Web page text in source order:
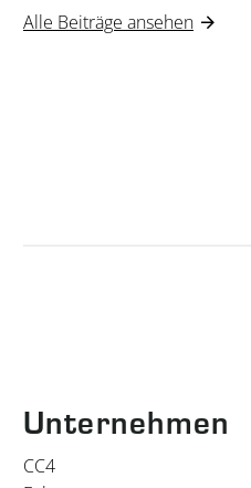
Alle Beiträge ansehen
Unternehmen
CC4